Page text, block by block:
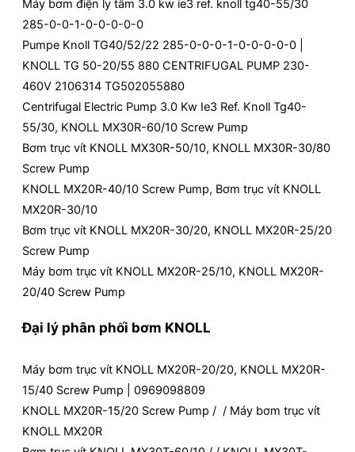
Máy bơm điện ly tâm 3.0 kw ie3 ref. knoll tg40-55/30
285-0-0-1-0-0-0-0-0
Pumpe Knoll TG40/52/22 285-0-0-0-1-0-0-0-0-0 |
KNOLL TG 50-20/55 880 CENTRIFUGAL PUMP 230-
460V 2106314 TG502055880
Centrifugal Electric Pump 3.0 Kw Ie3 Ref. Knoll Tg40-
55/30, KNOLL MX30R-60/10 Screw Pump
Bơm trục vít KNOLL MX30R-50/10, KNOLL MX30R-30/80
Screw Pump
KNOLL MX20R-40/10 Screw Pump, Bơm trục vít KNOLL
MX20R-30/10
Bơm trục vít KNOLL MX20R-30/20, KNOLL MX20R-25/20
Screw Pump
Máy bơm trục vít KNOLL MX20R-25/10, KNOLL MX20R-
20/40 Screw Pump
Đại lý phân phối bơm KNOLL
Máy bơm trục vít KNOLL MX20R-20/20, KNOLL MX20R-
15/40 Screw Pump | 0969098809
KNOLL MX20R-15/20 Screw Pump / / Máy bơm trục vít
KNOLL MX20R